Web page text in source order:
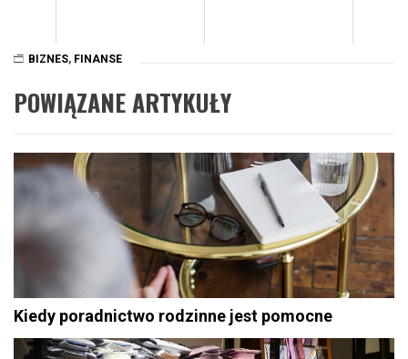
BIZNES, FINANSE
POWIĄZANE ARTYKUŁY
Kiedy poradnictwo rodzinne jest pomocne